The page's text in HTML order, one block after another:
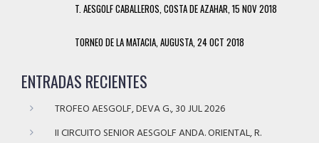
T. AESGOLF CABALLEROS, COSTA DE AZAHAR, 15 NOV 2018
TORNEO DE LA MATACIA, AUGUSTA, 24 OCT 2018
ENTRADAS RECIENTES
TROFEO AESGOLF, DEVA G., 30 JUL 2026
II CIRCUITO SENIOR AESGOLF ANDA. ORIENTAL, R.